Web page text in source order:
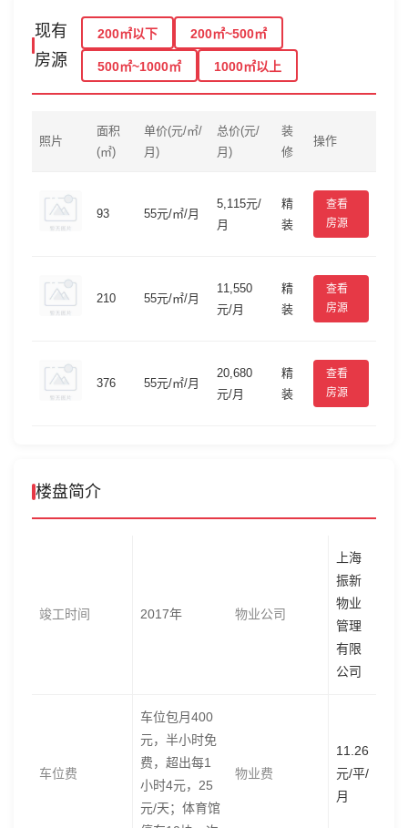
现有
房源
200㎡以下 200㎡~500㎡
500㎡~1000㎡ 1000㎡以上
照片
面积
(㎡)
单价(元/㎡/
月)
总价(元/
月)
装
修
操作
93 55元/㎡/月
5,115元/
月
精
装
查看
房源
210 55元/㎡/月
11,550
元/月
精
装
查看
房源
376 55元/㎡/月
20,680
元/月
精
装
查看
房源
楼盘简介
竣工时间 2017年 物业公司
上海
振新
物业
管理
有限
公司
车位费
车位包月400
元，半小时免
费，超出每1
小时4元，25
元/天；体育馆
物业费
11.26
元/平/
月